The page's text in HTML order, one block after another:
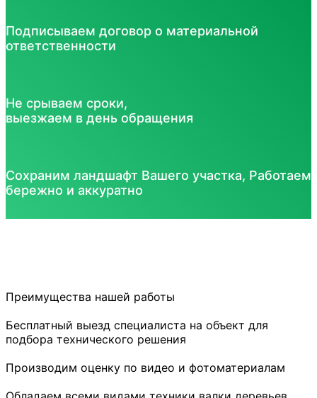
Подписываем договор о материальной
ответственности
Не срываем сроки,
выезжаем в день обращения
Сохраним ландшафт Вашего участка, Работаем
бережно и аккуратно
Преимущества нашей работы
Бесплатный выезд специалиста на объект для
подбора технического решения
Производим оценку по видео и фотоматериалам